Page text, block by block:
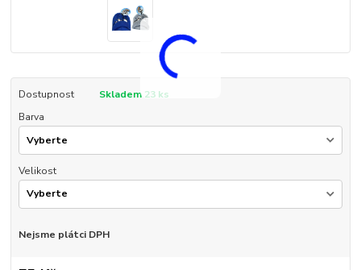
Dostupnost
Skladem 23 ks
Barva
Velikost
Nejsme plátci DPH